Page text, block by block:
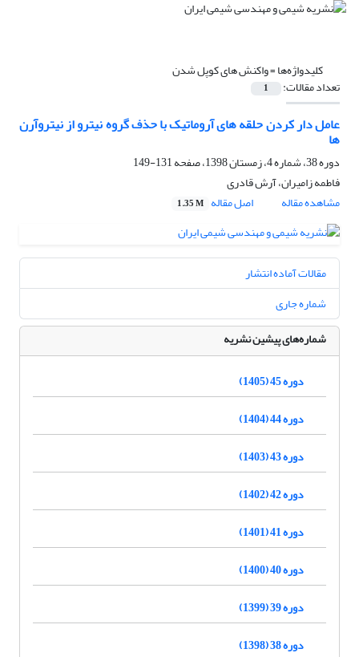
کلیدواژه‌ها =واکنش های کوپل شدن
تعداد مقالات: 1
عامل دار کردن حلقه های آروماتیک با حذف گروه نیترو از نیتروآرن
ها
دوره 38، شماره 4، زمستان 1398، صفحه
131-149
فاطمه زامیران، آرش قادری
مشاهده مقاله
اصل مقاله 1.35 M
مقالات آماده انتشار
شماره جاری
شماره‌های پیشین نشریه
دوره 45 (1405)
دوره 44 (1404)
دوره 43 (1403)
دوره 42 (1402)
دوره 41 (1401)
دوره 40 (1400)
دوره 39 (1399)
دوره 38 (1398)